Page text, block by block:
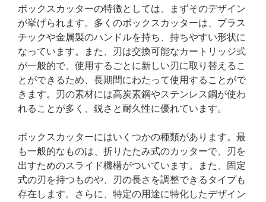
ボックスカッターの特徴としては、まずそのデザイン
が挙げられます。多くのボックスカッターは、プラス
チックや金属製のハンドルを持ち、持ちやすい形状に
なっています。また、刃は交換可能なカートリッジ式
が一般的で、使用するごとに新しい刃に取り替えるこ
とができるため、長期間にわたって使用することがで
きます。刃の素材には高炭素鋼やステンレス鋼が使わ
れることが多く、鋭さと耐久性に優れています。
ボックスカッターにはいくつかの種類があります。最
も一般的なものは、折りたたみ式のカッターで、刃を
出すためのスライド機構がついています。また、固定
式の刃を持つものや、刃の長さを調整できるタイプも
存在します。さらに、特定の用途に特化したデザイン